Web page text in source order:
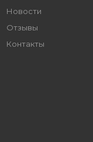
Новости
Отзывы
Контакты